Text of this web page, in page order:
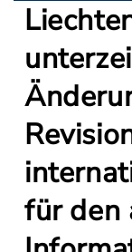
für den